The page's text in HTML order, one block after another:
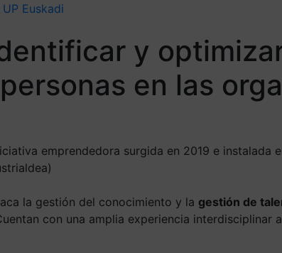
UP Euskadi
y
en las
emprendedora surgida en 2019 e instalada
la gestión del conocimiento y la gestión de
con una amplia experiencia